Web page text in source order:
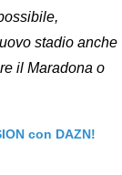
stadio anche
il Maradona o
con DAZN!